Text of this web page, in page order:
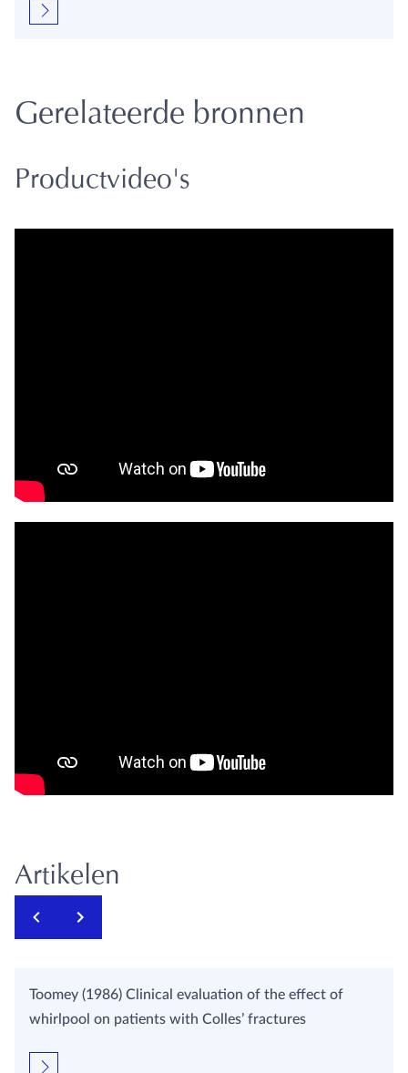
Gerelateerde bronnen
Productvideo's
Artikelen
Toomey (1986) Clinical evaluation of the effect of
whirlpool on patients with Colles’ fractures